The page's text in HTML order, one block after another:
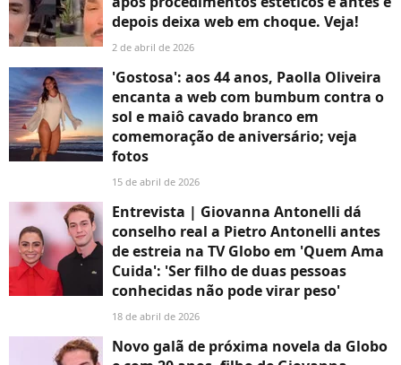
depois deixa web em choque. Veja!
2 de abril de 2026
'Gostosa': aos 44 anos, Paolla Oliveira
encanta a web com bumbum contra o
sol e maiô cavado branco em
comemoração de aniversário; veja
fotos
15 de abril de 2026
Entrevista | Giovanna Antonelli dá
conselho real a Pietro Antonelli antes
de estreia na TV Globo em 'Quem Ama
Cuida': 'Ser filho de duas pessoas
conhecidas não pode virar peso'
18 de abril de 2026
Novo galã de próxima novela da Globo